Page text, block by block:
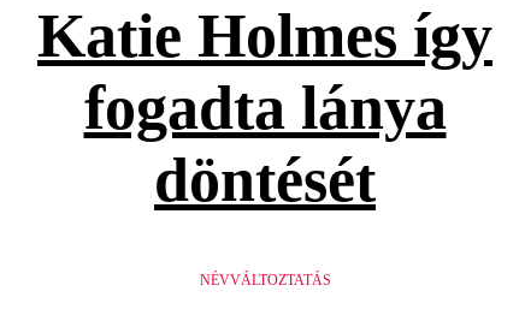
Katie Holmes így
fogadta lánya
döntését
NÉVVÁLTOZTATÁS